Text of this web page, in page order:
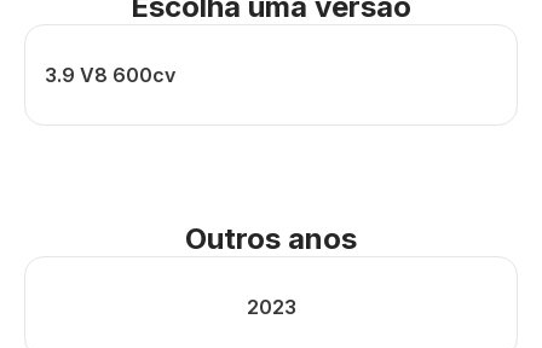
3.9 V8 600cv
Outros anos
2023